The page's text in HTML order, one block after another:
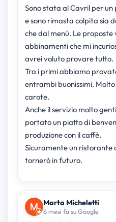
Sono stata al Cavril per
e sono rimasta colpita sia
che dal menù. Le
abbinamenti che mi
avrei voluto provare tutto.
Tra i primi abbiamo
entrambi buonissimi.
carote.
Anche il servizio molto
portato un piatto di
produzione con il caffè.
Sicuramente un ristorante
tornerò in futuro.
Marta Micheletti
6 mesi fa su Google